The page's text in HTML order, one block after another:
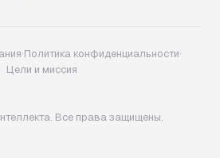
·Политика конфиденциальности·
Цели и миссия
Все права защищены.